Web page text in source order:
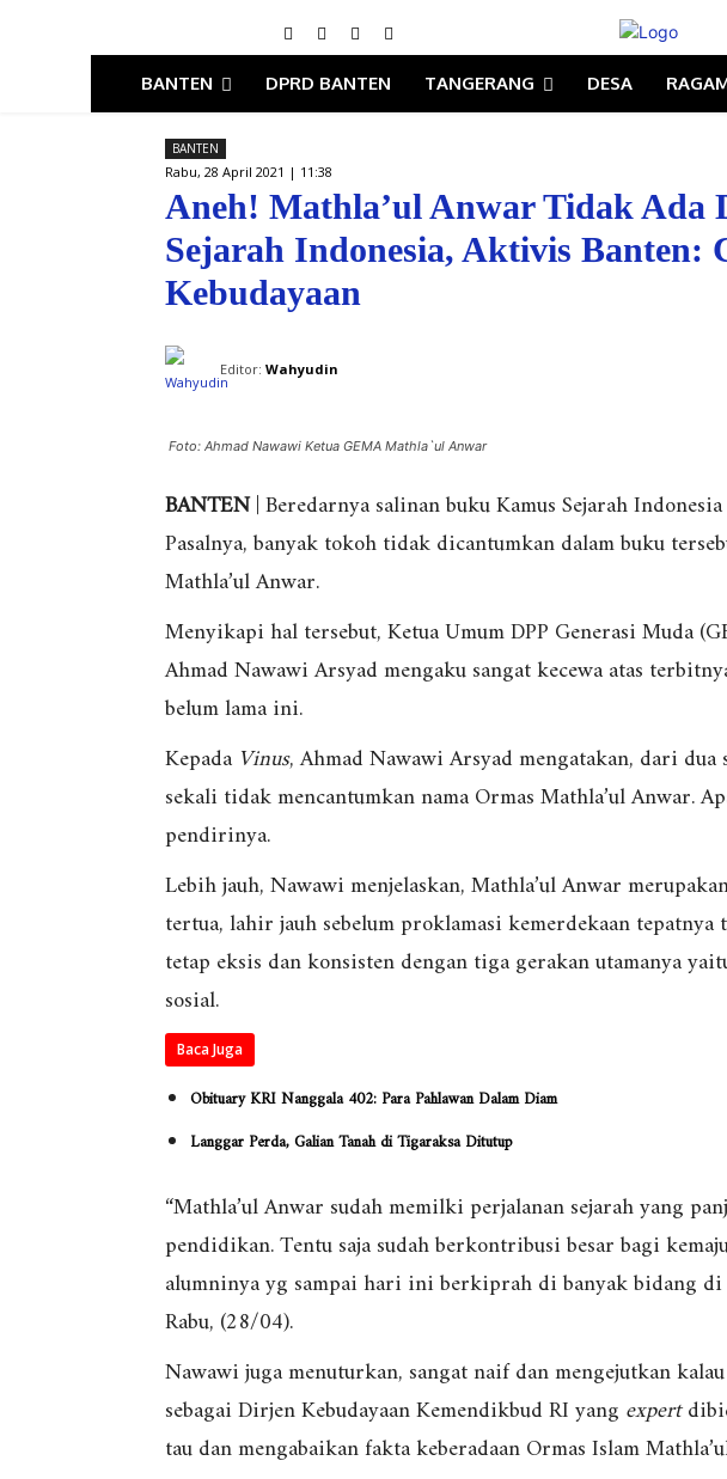
BANTEN DPRD BANTEN TANGERANG DESA
BANTEN
Rabu, 28 April 2021 | 11:38
Aneh! Mathla’ul Anwar Tidak Ada
Sejarah Indonesia, Aktivis Banten:
Kebudayaan
Editor: Wahyudin
Foto: Ahmad Nawawi Ketua GEMA Mathla`ul Anwar
BANTEN| Beredarnya salinan buku Kamus Sejarah
Pasalnya, banyak tokoh tidak dicantumkan dalam buku
Mathla’ul Anwar.
Menyikapi hal tersebut, Ketua Umum DPP Generasi Muda
Ahmad Nawawi Arsyad mengaku sangat kecewa atas
belum lama ini.
Kepada Vinus, Ahmad Nawawi Arsyad mengatakan, dari
sekali tidak mencantumkan nama Ormas Mathla’ul Anwar.
pendirinya.
Lebih jauh, Nawawi menjelaskan, Mathla’ul Anwar
tertua, lahir jauh sebelum proklamasi kemerdekaan
tetap eksis dan konsisten dengan tiga gerakan utamanya
sosial.
Baca Juga
Obituary KRI Nanggala 402: Para Pahlawan Dalam Diam
Langgar Perda, Galian Tanah di Tigaraksa Ditutup
“Mathla’ul Anwar sudah memilki perjalanan sejarah yang
pendidikan. Tentu saja sudah berkontribusi besar bagi
alumninya yg sampai hari ini berkiprah di banyak bidang
Rabu, (28/04).
Nawawi juga menuturkan, sangat naif dan mengejutkan
sebagai Dirjen Kebudayaan Kemendikbud RI yang expert
tau dan mengabaikan fakta keberadaan Ormas Islam